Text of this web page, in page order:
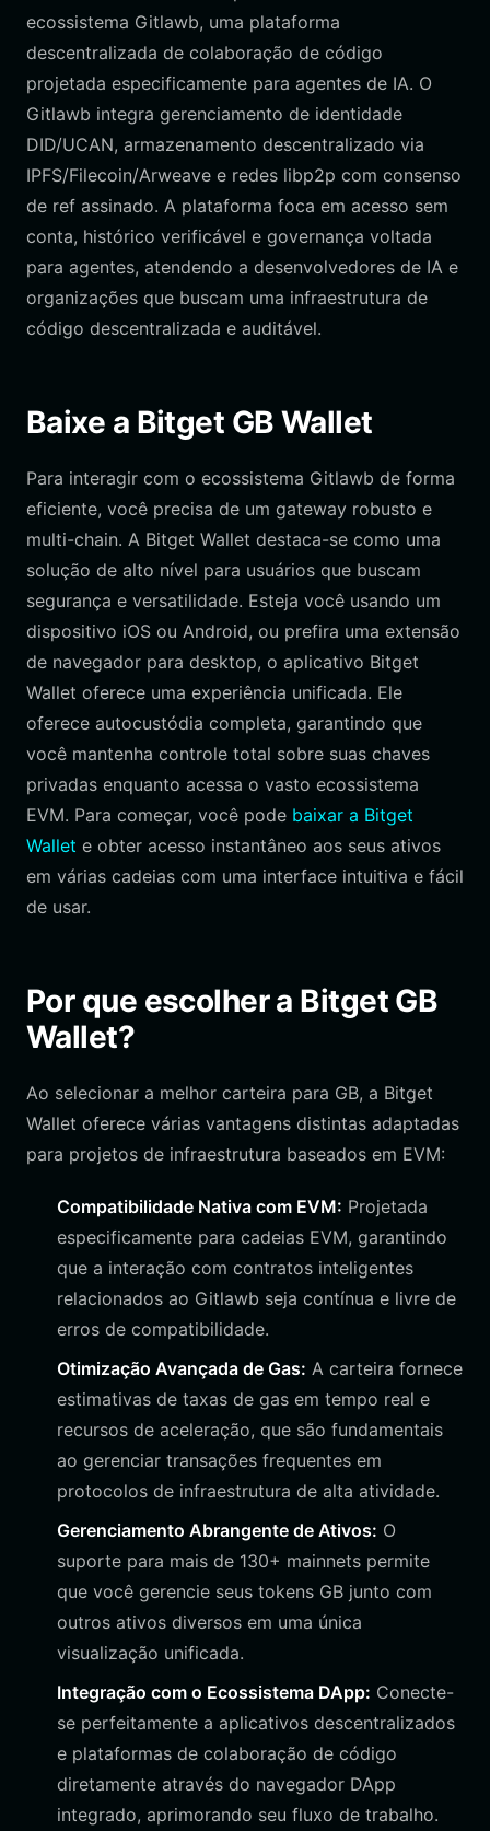
ecossistema Gitlawb, uma plataforma
descentralizada de colaboração de código
projetada especificamente para agentes de IA. O
Gitlawb integra gerenciamento de identidade
DID/UCAN, armazenamento descentralizado via
IPFS/Filecoin/Arweave e redes libp2p com consenso
de ref assinado. A plataforma foca em acesso sem
conta, histórico verificável e governança voltada
para agentes, atendendo a desenvolvedores de IA e
organizações que buscam uma infraestrutura de
código descentralizada e auditável.
Baixe a Bitget GB Wallet
Para interagir com o ecossistema Gitlawb de forma
eficiente, você precisa de um gateway robusto e
multi-chain. A Bitget Wallet destaca-se como uma
solução de alto nível para usuários que buscam
segurança e versatilidade. Esteja você usando um
dispositivo iOS ou Android, ou prefira uma extensão
de navegador para desktop, o aplicativo Bitget
Wallet oferece uma experiência unificada. Ele
oferece autocustódia completa, garantindo que
você mantenha controle total sobre suas chaves
privadas enquanto acessa o vasto ecossistema
EVM. Para começar, você pode baixar a Bitget
Wallet e obter acesso instantâneo aos seus ativos
em várias cadeias com uma interface intuitiva e fácil
de usar.
Por que escolher a Bitget GB
Wallet?
Ao selecionar a melhor carteira para GB, a Bitget
Wallet oferece várias vantagens distintas adaptadas
para projetos de infraestrutura baseados em EVM:
Compatibilidade Nativa com EVM: Projetada
especificamente para cadeias EVM, garantindo
que a interação com contratos inteligentes
relacionados ao Gitlawb seja contínua e livre de
erros de compatibilidade.
Otimização Avançada de Gas: A carteira fornece
estimativas de taxas de gas em tempo real e
recursos de aceleração, que são fundamentais
ao gerenciar transações frequentes em
protocolos de infraestrutura de alta atividade.
Gerenciamento Abrangente de Ativos: O
suporte para mais de 130+ mainnets permite
que você gerencie seus tokens GB junto com
outros ativos diversos em uma única
visualização unificada.
Integração com o Ecossistema DApp: Conecte-
se perfeitamente a aplicativos descentralizados
e plataformas de colaboração de código
diretamente através do navegador DApp
integrado, aprimorando seu fluxo de trabalho.